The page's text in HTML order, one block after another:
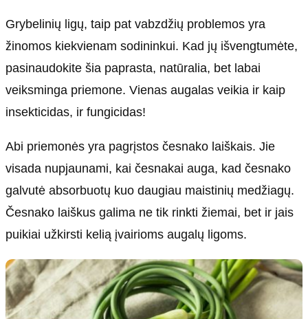
Grybelinių ligų, taip pat vabzdžių problemos yra
žinomos kiekvienam sodininkui. Kad jų išvengtumėte,
pasinaudokite šia paprasta, natūralia, bet labai
veiksminga priemone. Vienas augalas veikia ir kaip
insekticidas, ir fungicidas!
Abi priemonės yra pagrįstos česnako laiškais. Jie
visada nupjaunami, kai česnakai auga, kad česnako
galvutė absorbuotų kuo daugiau maistinių medžiagų.
Česnako laiškus galima ne tik rinkti žiemai, bet ir jais
puikiai užkirsti kelią įvairioms augalų ligoms.